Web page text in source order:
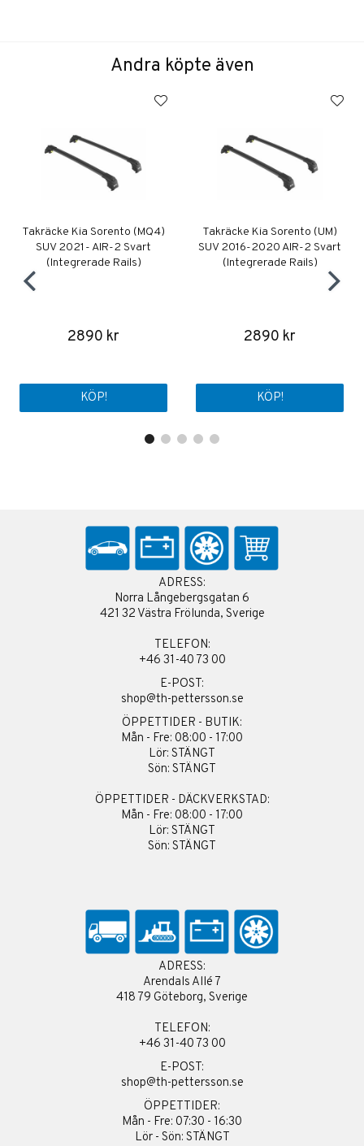
Andra köpte även
Takräcke Kia Sorento (MQ4)
SUV 2021- AIR-2 Svart
(Integrerade Rails)
2890 kr
KÖP!
Takräcke Kia Sorento (UM)
SUV 2016-2020 AIR-2 Svart
(Integrerade Rails)
2890 kr
KÖP!
ADRESS:
Norra Långebergsgatan 6
421 32 Västra Frölunda, Sverige
TELEFON:
+46 31-40 73 00
E-POST:
shop@th-pettersson.se
ÖPPETTIDER - BUTIK:
Mån - Fre: 08:00 - 17:00
Lör: STÄNGT
Sön: STÄNGT
ÖPPETTIDER - DÄCKVERKSTAD:
Mån - Fre: 08:00 - 17:00
Lör: STÄNGT
Sön: STÄNGT
ADRESS:
Arendals Allé 7
418 79 Göteborg, Sverige
TELEFON:
+46 31-40 73 00
E-POST:
shop@th-pettersson.se
ÖPPETTIDER:
Mån - Fre: 07:30 - 16:30
Lör - Sön: STÄNGT